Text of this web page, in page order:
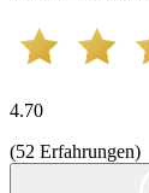
4.70
(52 Erfahrungen)